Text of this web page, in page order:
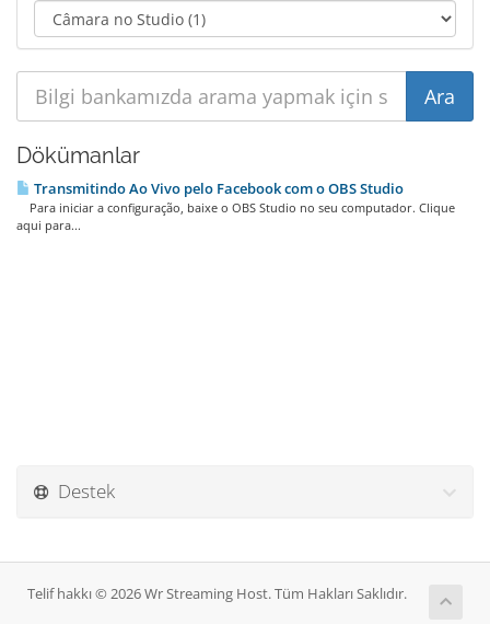
Dökümanlar
Transmitindo Ao Vivo pelo Facebook com o OBS Studio
Para iniciar a configuração, baixe o OBS Studio no seu computador. Clique
aqui para...
Destek
Telif hakkı © 2026 Wr Streaming Host. Tüm Hakları Saklıdır.